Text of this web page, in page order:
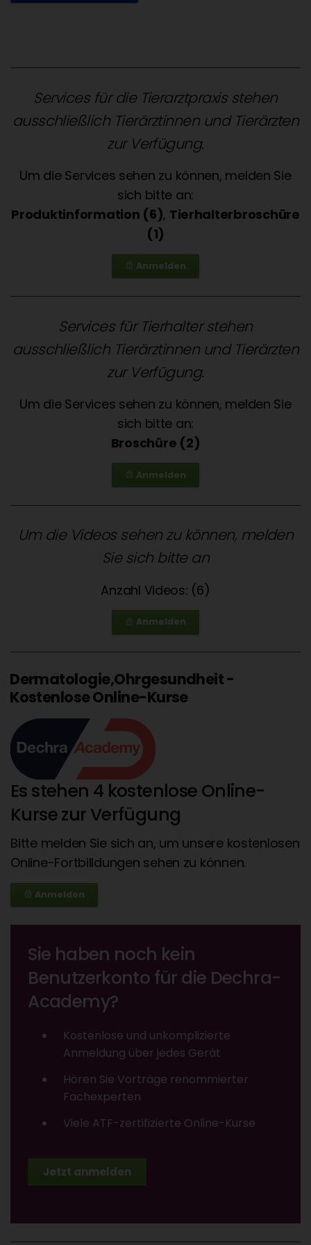
Services für die Tierarztpraxis stehen
ausschließlich Tierärztinnen und Tierärzten
zur Verfügung.
Um die Services sehen zu können, melden Sie
sich bitte an:
Produktinformation (6), Tierhalterbroschüre
(1)
lock_outline Anmelden
Services für Tierhalter stehen
ausschließlich Tierärztinnen und Tierärzten
zur Verfügung.
Um die Services sehen zu können, melden Sie
sich bitte an:
Broschüre (2)
lock_outline Anmelden
Um die Videos sehen zu können, melden
Sie sich bitte an
Anzahl Videos: (6)
lock_outline Anmelden
Dermatologie,Ohrgesundheit -
Kostenlose Online-Kurse
Es stehen 4 kostenlose Online-
Kurse zur Verfügung
Bitte melden Sie sich an, um unsere kostenlosen
Online-Fortbilldungen sehen zu können.
lock_outline Anmelden
Sie haben noch kein
Benutzerkonto für die Dechra-
Academy?
Kostenlose und unkomplizierte
Anmeldung über jedes Gerät
Hören Sie Vorträge renommierter
Fachexperten
Viele ATF-zertifizierte Online-Kurse
Jetzt anmelden